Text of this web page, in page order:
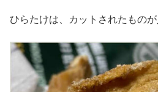
ひらたけは、カットされたものが